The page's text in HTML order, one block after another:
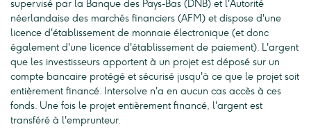
supervisé par la Banque des Pays-Bas (DNB) et l'Autorité
néerlandaise des marchés financiers (AFM) et dispose d'une
licence d'établissement de monnaie électronique (et donc
également d'une licence d'établissement de paiement). L'argent
que les investisseurs apportent à un projet est déposé sur un
compte bancaire protégé et sécurisé jusqu'à ce que le projet soit
entièrement financé. Intersolve n'a en aucun cas accès à ces
fonds. Une fois le projet entièrement financé, l'argent est
transféré à l'emprunteur.